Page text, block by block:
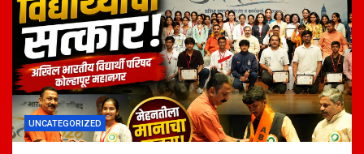
UNCATEGORIZED